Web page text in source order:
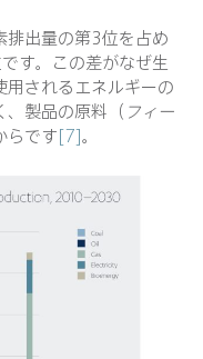
排出量の第3位を占め
す。この差がなぜ生
用されるエネルギーの
、製品の原料（ フィー
らです[7]。